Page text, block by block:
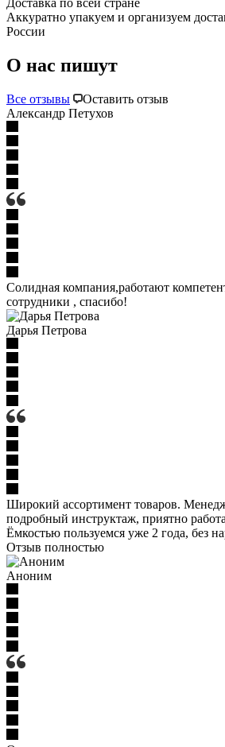
Доставка по всей стране
Аккуратно упакуем и организуем
России
О нас пишут
Все отзывы
Оставить отзыв
Александр Петухов
Солидная компания,работают
сотрудники , спасибо!
Дарья Петрова
Широкий ассортимент товаров.
подробный инструктаж, приятно
Ёмкостью пользуемся уже 2 года, без
Отзыв полностью
Аноним